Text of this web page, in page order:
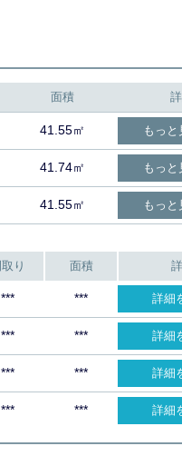
面積
41.55㎡ もっと
41.74㎡ もっと
41.55㎡ もっと
り 面積
*** *** 詳細
*** *** 詳細
*** *** 詳細
*** *** 詳細